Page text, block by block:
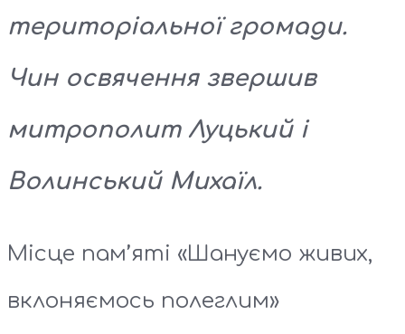
територіальної громади.
Чин освячення звершив
митрополит Луцький і
Волинський Михаїл.
Місце пам’яті «Шануємо живих,
вклоняємось полеглим»